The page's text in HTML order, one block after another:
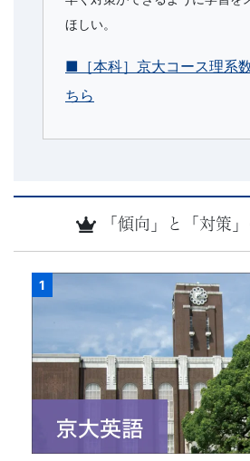
ほしい。
■［本科］京大コース理系
ちら
「傾向」と「対策